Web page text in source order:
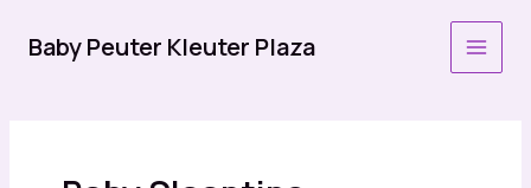
naarBaby Peuter Kleuter Plaza